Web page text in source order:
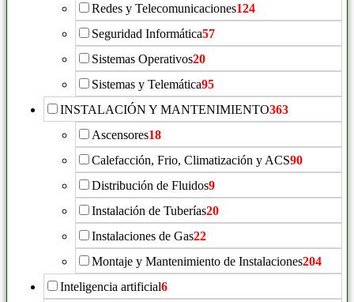
Redes y Telecomunicaciones124
Seguridad Informática57
Sistemas Operativos20
Sistemas y Telemática95
INSTALACIÓN Y MANTENIMIENTO363
Ascensores18
Calefacción, Frio, Climatización y ACS90
Distribución de Fluidos9
Instalación de Tuberías20
Instalaciones de Gas22
Montaje y Mantenimiento de Instalaciones204
Inteligencia artificial6